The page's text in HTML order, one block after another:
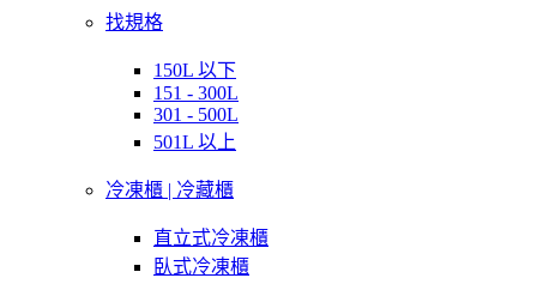
找規格
150L 以下
151 - 300L
301 - 500L
501L 以上
冷凍櫃 | 冷藏櫃
直立式冷凍櫃
臥式冷凍櫃